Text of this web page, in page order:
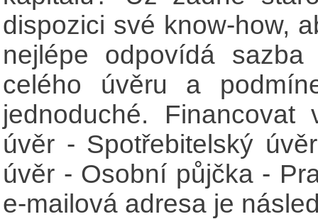
dispozici své know-how,
nejlépe odpovídá
celého úvěru a
jednoduché.
úvěr - Spotřebitelský
úvěr - Osobní půjčka -
e-mailová adresa je